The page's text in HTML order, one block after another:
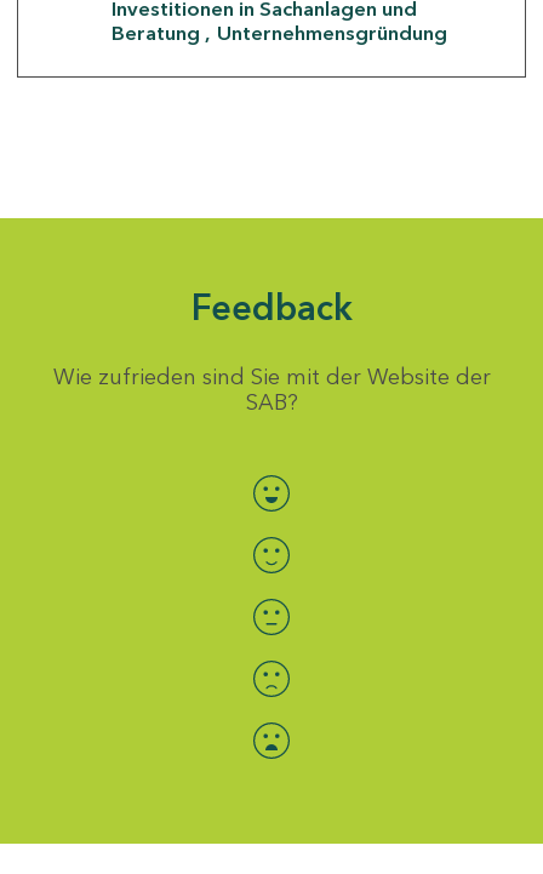
Investitionen in Sachanlagen und
Beratung
Unternehmensgründung
Feedback
Wie zufrieden sind Sie mit der Website der
SAB?
Bewertung auswählen